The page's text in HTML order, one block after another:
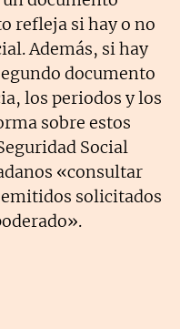
refleja si hay o no
Además, si hay
documento
los periodos y los
sobre estos
Social
«consultar
solicitados